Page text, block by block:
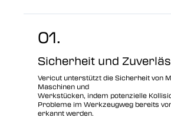
01.
Sicherheit und
Vericut unterstützt die Sicherheit von
Maschinen und
Werkstücken, indem potenzielle
Probleme im Werkzeugweg bereits
erkannt werden.